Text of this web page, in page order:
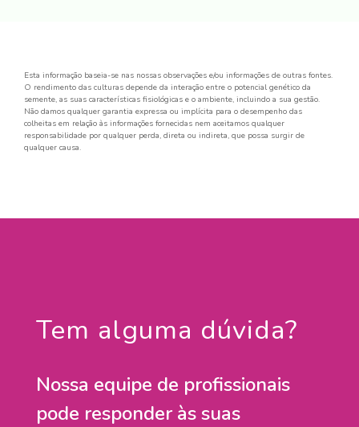
Esta informação baseia-se nas nossas observações e/ou informações de outras fontes.
O rendimento das culturas depende da interação entre o potencial genético da
semente, as suas características fisiológicas e o ambiente, incluindo a sua gestão.
Não damos qualquer garantia expressa ou implícita para o desempenho das
colheitas em relação às informações fornecidas nem aceitamos qualquer
responsabilidade por qualquer perda, direta ou indireta, que possa surgir de
qualquer causa.
Tem alguma dúvida?
Nossa equipe de profissionais
pode responder às suas